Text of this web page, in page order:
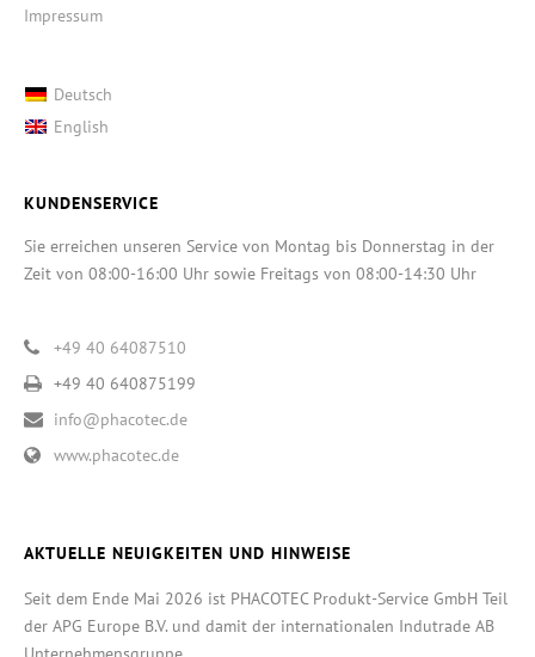
Impressum
Deutsch
English
KUNDENSERVICE
Sie erreichen unseren Service von Montag bis Donnerstag in der
Zeit von 08:00-16:00 Uhr sowie Freitags von 08:00-14:30 Uhr
+49 40 64087510
+49 40 640875199
info@phacotec.de
www.phacotec.de
AKTUELLE NEUIGKEITEN UND HINWEISE
Seit dem Ende Mai 2026 ist PHACOTEC Produkt-Service GmbH Teil
der APG Europe B.V. und damit der internationalen Indutrade AB